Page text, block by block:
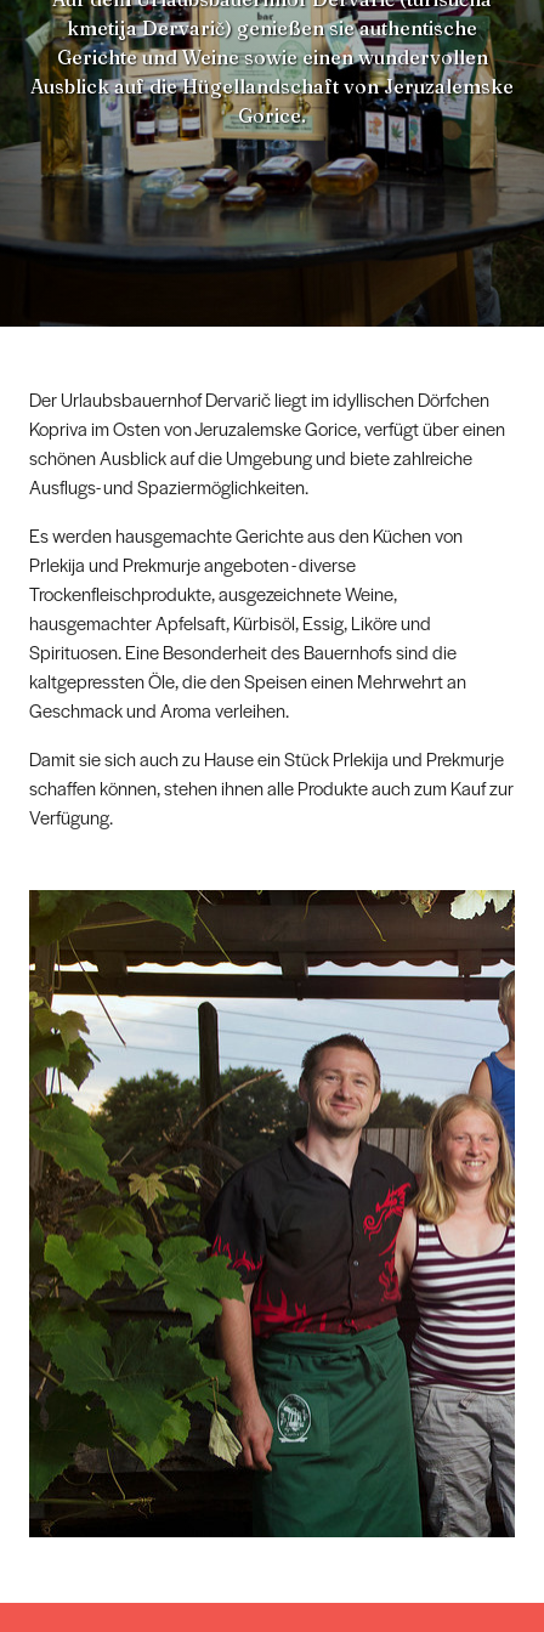
kmetija Dervarič) genießen sie authentische
Gerichte und Weine sowie einen wundervollen
Ausblick auf die Hügellandschaft von Jeruzalemske
Gorice.
Der Urlaubsbauernhof Dervarič liegt im idyllischen Dörfchen
Kopriva im Osten von Jeruzalemske Gorice, verfügt über einen
schönen Ausblick auf die Umgebung und biete zahlreiche
Ausflugs- und Spaziermöglichkeiten.
Es werden hausgemachte Gerichte aus den Küchen von
Prlekija und Prekmurje angeboten - diverse
Trockenfleischprodukte, ausgezeichnete Weine,
hausgemachter Apfelsaft, Kürbisöl, Essig, Liköre und
Spirituosen. Eine Besonderheit des Bauernhofs sind die
kaltgepressten Öle, die den Speisen einen Mehrwehrt an
Geschmack und Aroma verleihen.
Damit sie sich auch zu Hause ein Stück Prlekija und Prekmurje
schaffen können, stehen ihnen alle Produkte auch zum Kauf zur
Verfügung.